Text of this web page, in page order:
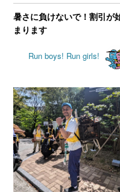
暑さに負けないで！割引が
まります
Run boys! Run girls!